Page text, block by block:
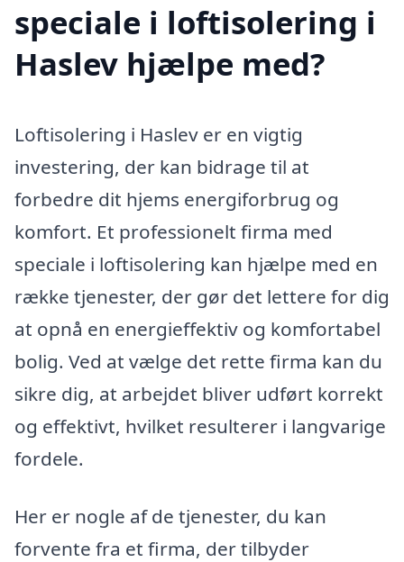
speciale i loftisolering i
Haslev hjælpe med?
Loftisolering i Haslev er en vigtig
investering, der kan bidrage til at
forbedre dit hjems energiforbrug og
komfort. Et professionelt firma med
speciale i loftisolering kan hjælpe med en
række tjenester, der gør det lettere for dig
at opnå en energieffektiv og komfortabel
bolig. Ved at vælge det rette firma kan du
sikre dig, at arbejdet bliver udført korrekt
og effektivt, hvilket resulterer i langvarige
fordele.
Her er nogle af de tjenester, du kan
forvente fra et firma, der tilbyder